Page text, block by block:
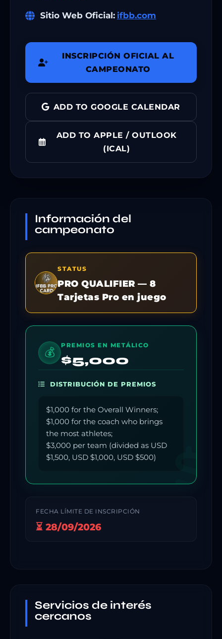
Sitio Web Oficial: ifbb.com
INSCRIPCIÓN OFICIAL AL
CAMPEONATO
ADD TO GOOGLE CALENDAR
ADD TO APPLE / OUTLOOK
(ICAL)
Información del
campeonato
STATUS
PRO QUALIFIER — 8
Tarjetas Pro en juego
💰
PREMIOS EN METÁLICO
$5,000
DISTRIBUCIÓN DE PREMIOS
$1,000 for the Overall Winners;
$1,000 for the coach who brings
the most athletes;
$3,000 per team (divided as USD
$1,500, USD $1,000, USD $500)
FECHA LÍMITE DE INSCRIPCIÓN
⏳ 28/09/2026
Servicios de interés
cercanos